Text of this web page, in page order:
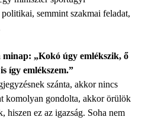
semmint szakmai feladat,
minap: „Kokó úgy emlékszik, ő
így emlékszem.”
szánta, akkor nincs
komolyan gondolta, akkor örülök
hiszen ez az igazság. Soha nem